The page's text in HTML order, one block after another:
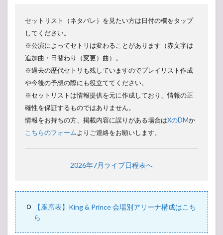
セットリスト（ネタバレ）を見たい方は日付の欄をタップ
してください。
※公演によってセトリは変わることがあります（赤文字は
追加曲・日替わり（変更）曲）。
※過去の歴代セトリも残していますのでプレイリスト作成
や今後の予想の際にも役立ててください。
※セットリストは情報提供を元に作成しており、情報の正
確性を保証するものではありません。
情報をお持ちの方、掲載内容に誤りがある場合はXのDMか
こちらのフォームよりご連絡をお願いします。
2026年7月ライブ日程表へ
【座席表】King & Prince 会場別アリーナ構成はこち
ら